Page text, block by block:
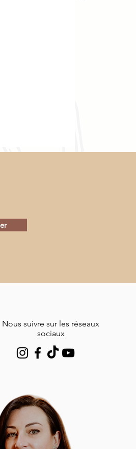
Nous suivre sur les réseaux
sociaux